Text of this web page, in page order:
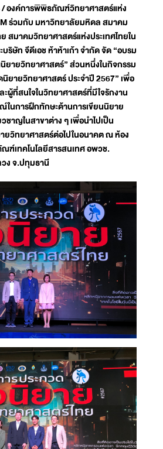
องค์การพิพิธภัณฑ์วิทยาศาสตร์แห่ง
ร่วมกับ มหาวิทยาลัยมหิดล สมาคม
สมาคมวิทยาศาสตร์แห่งประเทศไทยใน
ริษัท จีดีเอช ห้าห้าเก้า จำกัด จัด “อบรม
ายวิทยาศาสตร์” ส่วนหนึ่งในกิจกรรม
นิยายวิทยาศาสตร์ ประจำปี 2567” เพื่อ
ะผู้ที่สนใจในวิทยาศาสตร์ที่มีใจรักงาน
ในการฝึกทักษะด้านการเขียนนิยาย
าญในสาขาต่าง ๆ เพื่อนำไปเป็น
ยวิทยาศาสตร์ต่อไปในอนาคต ณ ห้อง
ฑ์เทคโนโลยีสารสนเทศ อพวช.
ง จ.ปทุมธานี